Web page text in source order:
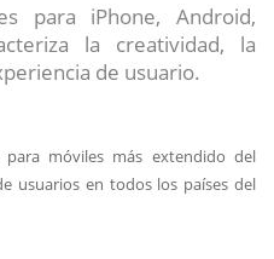
para iPhone, Android,
la creatividad, la
de usuario.
móviles más extendido del
usuarios en todos los países del